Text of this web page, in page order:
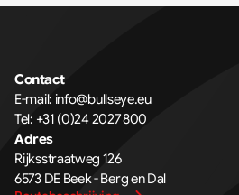
Contact
E-mail: info@bullseye.eu
Tel: +31 (0)24 2027 800
Adres
Rijksstraatweg 126
6573 DE Beek - Berg en Dal